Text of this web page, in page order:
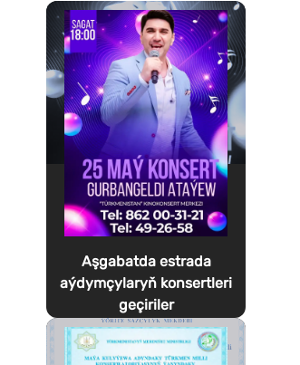
Aşgabatda estrada
aýdymçylaryň konsertleri
geçiriler